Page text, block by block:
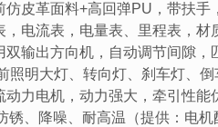
仿皮革面料+高回弹PU，带扶手
，电流表，电量表、里程表，材
双输出方向机，自动调节间隙，
照明大灯、转向灯、刹车灯、倒
动力电机，动力强大，牵引性
锈、降噪、耐高温（提供：电机